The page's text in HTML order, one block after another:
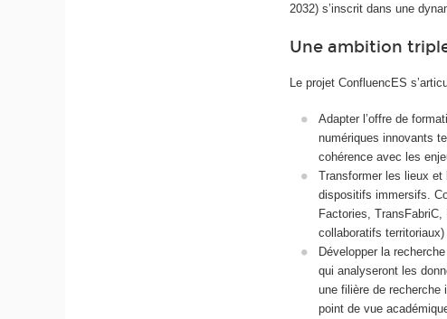
2032) s’inscrit dans une
Une ambition
Le projet ConfluencES
Adapter l’offre de
numériques innovants
cohérence avec les
Transformer les lieux et
dispositifs immersifs.
Factories,
collaboratifs
Développer la
qui analyseront les
une filière de recherche
point de vue